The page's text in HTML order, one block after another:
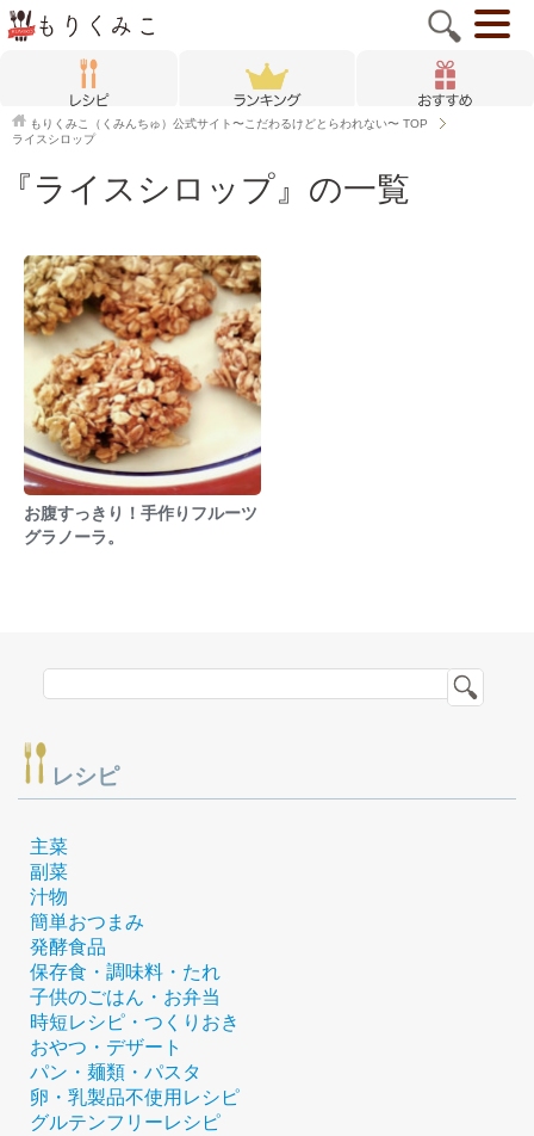
もりくみこ（くみんちゅ）公式サイト〜こだわるけどとらわれない〜 TOP
ライスシロップ
『ライスシロップ』の一覧
お腹すっきり！手作りフルーツ
グラノーラ。
レシピ
主菜
副菜
汁物
簡単おつまみ
発酵食品
保存食・調味料・たれ
子供のごはん・お弁当
時短レシピ・つくりおき
おやつ・デザート
パン・麺類・パスタ
卵・乳製品不使用レシピ
グルテンフリーレシピ